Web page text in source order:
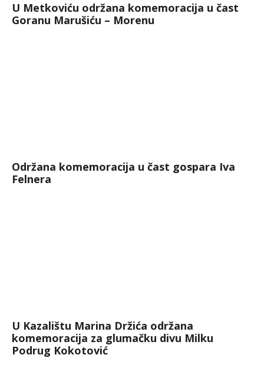
U Metkoviću održana komemoracija u čast
Goranu Marušiću – Morenu
Održana komemoracija u čast gospara Iva
Felnera
U Kazalištu Marina Držića održana
komemoracija za glumačku divu Milku
Podrug Kokotović